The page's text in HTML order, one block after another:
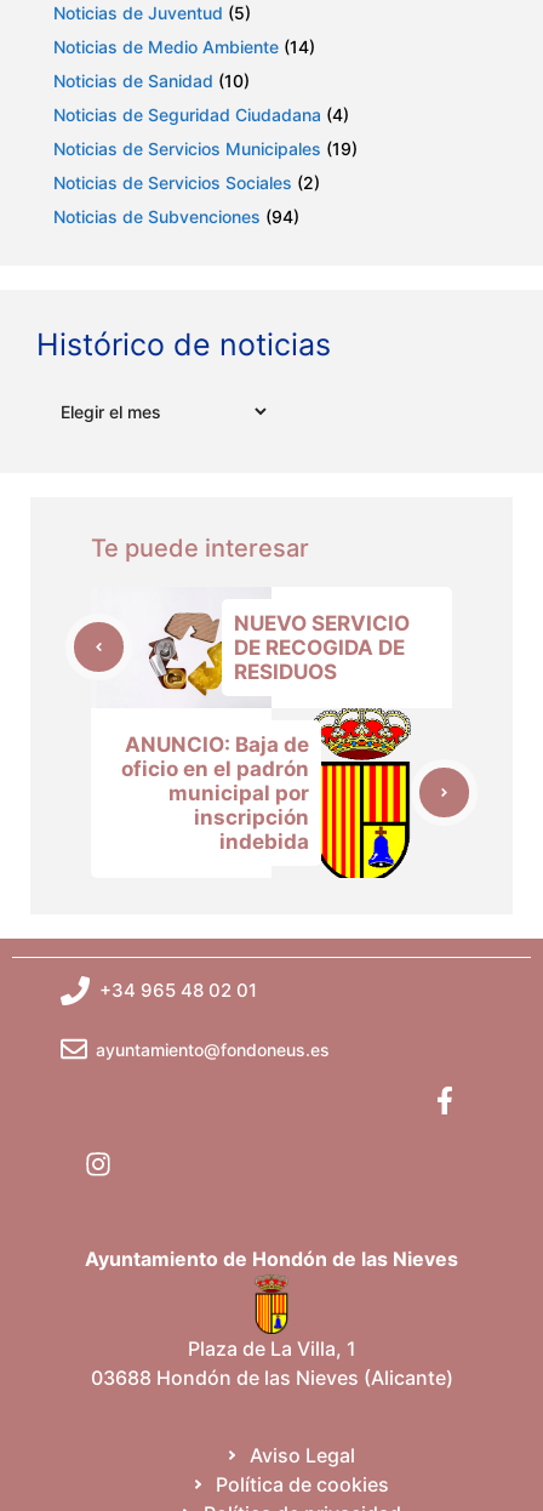
Noticias de Juventud (5)
Noticias de Medio Ambiente (14)
Noticias de Sanidad (10)
Noticias de Seguridad Ciudadana (4)
Noticias de Servicios Municipales (19)
Noticias de Servicios Sociales (2)
Noticias de Subvenciones (94)
Histórico de noticias
Te puede interesar
NUEVO SERVICIO
DE RECOGIDA DE
RESIDUOS
ANUNCIO: Baja de
oficio en el padrón
municipal por
inscripción
indebida
+34 965 48 02 01
ayuntamiento@fondoneus.es
Ayuntamiento de Hondón de las Nieves
Plaza de La Villa, 1
03688 Hondón de las Nieves (Alicante)
Aviso Legal
Política de cookies